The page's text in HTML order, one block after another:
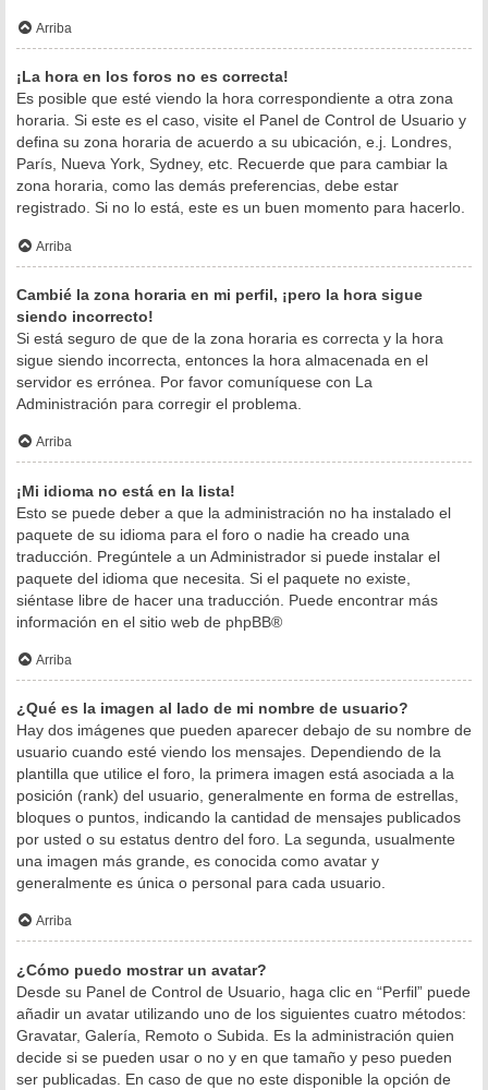
Arriba
¡La hora en los foros no es correcta!
Es posible que esté viendo la hora correspondiente a otra zona
horaria. Si este es el caso, visite el Panel de Control de Usuario y
defina su zona horaria de acuerdo a su ubicación, e.j. Londres,
París, Nueva York, Sydney, etc. Recuerde que para cambiar la
zona horaria, como las demás preferencias, debe estar
registrado. Si no lo está, este es un buen momento para hacerlo.
Arriba
Cambié la zona horaria en mi perfil, ¡pero la hora sigue
siendo incorrecto!
Si está seguro de que de la zona horaria es correcta y la hora
sigue siendo incorrecta, entonces la hora almacenada en el
servidor es errónea. Por favor comuníquese con La
Administración para corregir el problema.
Arriba
¡Mi idioma no está en la lista!
Esto se puede deber a que la administración no ha instalado el
paquete de su idioma para el foro o nadie ha creado una
traducción. Pregúntele a un Administrador si puede instalar el
paquete del idioma que necesita. Si el paquete no existe,
siéntase libre de hacer una traducción. Puede encontrar más
información en el sitio web de phpBB®
Arriba
¿Qué es la imagen al lado de mi nombre de usuario?
Hay dos imágenes que pueden aparecer debajo de su nombre de
usuario cuando esté viendo los mensajes. Dependiendo de la
plantilla que utilice el foro, la primera imagen está asociada a la
posición (rank) del usuario, generalmente en forma de estrellas,
bloques o puntos, indicando la cantidad de mensajes publicados
por usted o su estatus dentro del foro. La segunda, usualmente
una imagen más grande, es conocida como avatar y
generalmente es única o personal para cada usuario.
Arriba
¿Cómo puedo mostrar un avatar?
Desde su Panel de Control de Usuario, haga clic en “Perfil” puede
añadir un avatar utilizando uno de los siguientes cuatro métodos:
Gravatar, Galería, Remoto o Subida. Es la administración quien
decide si se pueden usar o no y en que tamaño y peso pueden
ser publicadas. En caso de que no este disponible la opción de